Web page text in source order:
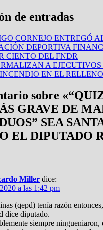
de entradas
CORNEJO ENTREGÓ
DEPORTIVA
CIENTO DEL FNDR
A EJECUTIVOS
EN EL
sobre «
GRAVE DE
SEA
EL DIPUTADO
Miller dice:
a las 1:42 pm
(qepd) tenía razón
dice diputado.
siempre